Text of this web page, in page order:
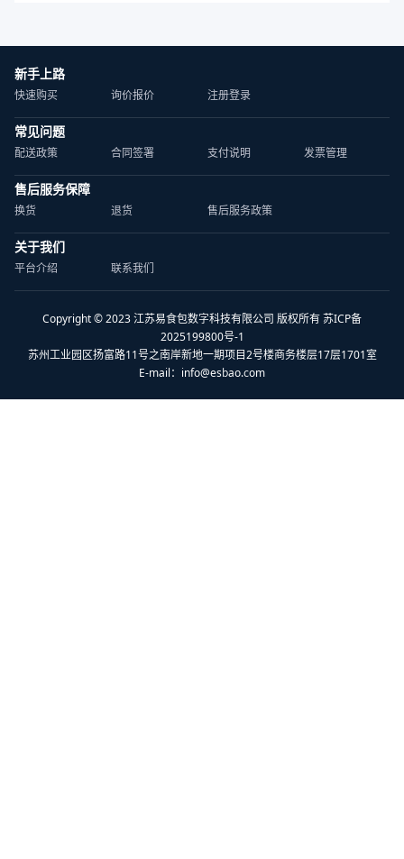
新手上路
快速购买 询价报价 注册登录
常见问题
配送政策 合同签署 支付说明 发票管理
售后服务保障
换货 退货 售后服务政策
关于我们
平台介绍 联系我们
Copyright © 2023 江苏易食包数字科技有限公司 版权所有 苏ICP备
2025199800号-1
苏州工业园区扬富路11号之南岸新地一期项目2号楼商务楼层17层1701室
E-mail： info@esbao.com